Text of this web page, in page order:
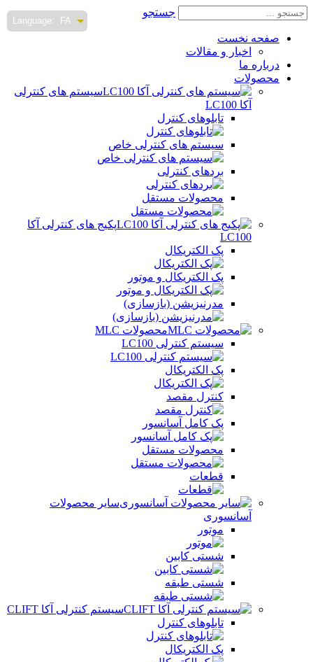
Language: FA
جستجو
صفحه نخست
اخبار و مقالات
درباره ما
محصولات
سیستم های کنترلی
آکا LC100
تابلوهای کنترل
سیستم های کنترلی خاص
بردهای کنترلی
محصولات مستقل
پکیج های کنترلی آکا
LC100
پک الکتریکال
پک الکتریکال و موتور
مدرنیزیشن (بازسازی)
محصولات MLC
سیستم کنترلی LC100
پک الکتریکال
کنترل مقصد
پک کامل آسانسور
محصولات مستقل
قطعات
سایر محصولات
آسانسوری
موتور
شستی کابین
شستی طبقه
سیستم کنترلی آکا CLIFT
تابلوهای کنترل
پک الکتریکال